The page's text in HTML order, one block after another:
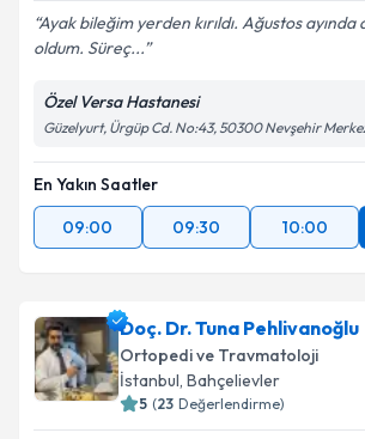
Ayak bileğim yerden kırıldı. Ağustos ayında
oldum. Süreç...
Özel Versa Hastanesi
Güzelyurt, Ürgüp Cd. No:43, 50300 Nevşehir
En Yakın Saatler
09:00
09:30 10:00
Doç. Dr. Tuna Pehlivanoğlu
Ortopedi ve Travmatoloji
İstanbul,Bahçelievler
( Değerlendirme)